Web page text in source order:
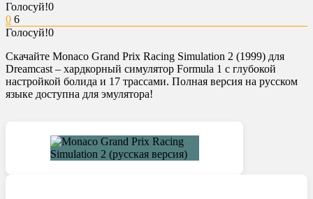
Голосуй!0
0 6
Голосуй!0
Скачайте Monaco Grand Prix Racing Simulation 2 (1999) для
Dreamcast – хардкорный симулятор Formula 1 с глубокой
настройкой болида и 17 трассами. Полная версия на русском
языке доступна для эмулятора!